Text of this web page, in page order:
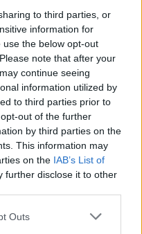
to third parties, or
information for
the below opt-out
note that after your
continue seeing
information utilized by
to third parties prior to
out of the further
by third parties on the
This information may
on the IAB’s List of
further disclose it to other
Outs
Gilučių
matyti šalikelėje
Benz“ su
guli
ir pareigūnai
lauke iš
gimusį 1955